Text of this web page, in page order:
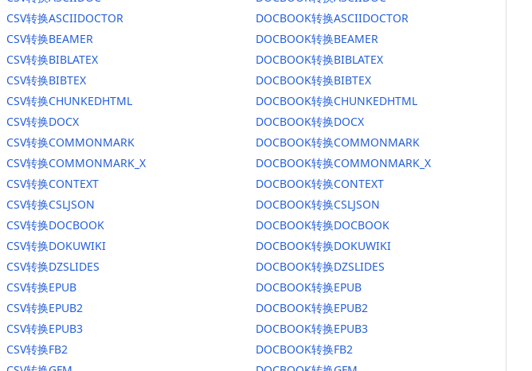
CSV转换ASCIIDOCTOR
CSV转换BEAMER
CSV转换BIBLATEX
CSV转换BIBTEX
CSV转换CHUNKEDHTML
CSV转换DOCX
CSV转换COMMONMARK
CSV转换COMMONMARK_X
CSV转换CONTEXT
CSV转换CSLJSON
CSV转换DOCBOOK
CSV转换DOKUWIKI
CSV转换DZSLIDES
CSV转换EPUB
CSV转换EPUB2
CSV转换EPUB3
CSV转换FB2
DOCBOOK转换ASCIIDOCTOR
DOCBOOK转换BEAMER
DOCBOOK转换BIBLATEX
DOCBOOK转换BIBTEX
DOCBOOK转换CHUNKEDHTML
DOCBOOK转换DOCX
DOCBOOK转换COMMONMARK
DOCBOOK转换COMMONMARK_X
DOCBOOK转换CONTEXT
DOCBOOK转换CSLJSON
DOCBOOK转换DOCBOOK
DOCBOOK转换DOKUWIKI
DOCBOOK转换DZSLIDES
DOCBOOK转换EPUB
DOCBOOK转换EPUB2
DOCBOOK转换EPUB3
DOCBOOK转换FB2